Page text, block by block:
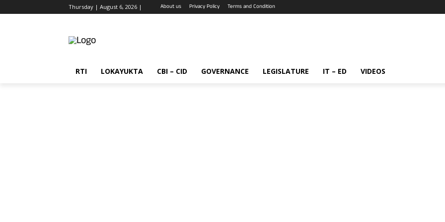
Thursday | August 6, 2026 | About us Privacy Policy Terms and Condition
RTI LOKAYUKTA CBI – CID GOVERNANCE LEGISLATURE IT – ED VIDEOS